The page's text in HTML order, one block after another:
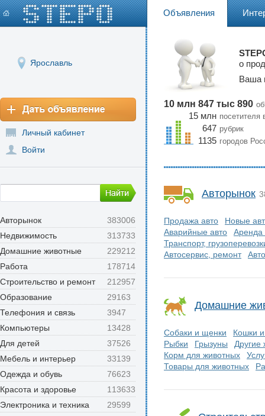
Объявления
Ярославль
Личный кабинет
Войти
Авторынок
383006
Недвижимость
313733
Домашние животные
229212
Работа
178714
Строительство и ремонт
212957
Образование
29163
Телефония и связь
3947
Компьютеры
13428
Для детей
37526
Мебель и интерьер
33139
Одежда и обувь
76623
Красота и здоровье
113633
Электроника и техника
29599
о
Ваша
10 млн 847 тыс 890
15 млн посетителя
647 рубрик
1135 городов
Авторынок
Продажа авто
Новые
Аварийные авто
Аренда
Транспорт,
Автосервис, ремонт
Домашние
Собаки и щенки
Кошки и
Рыбки
Грызуны
Другие
Корм для животных
Товары для животных